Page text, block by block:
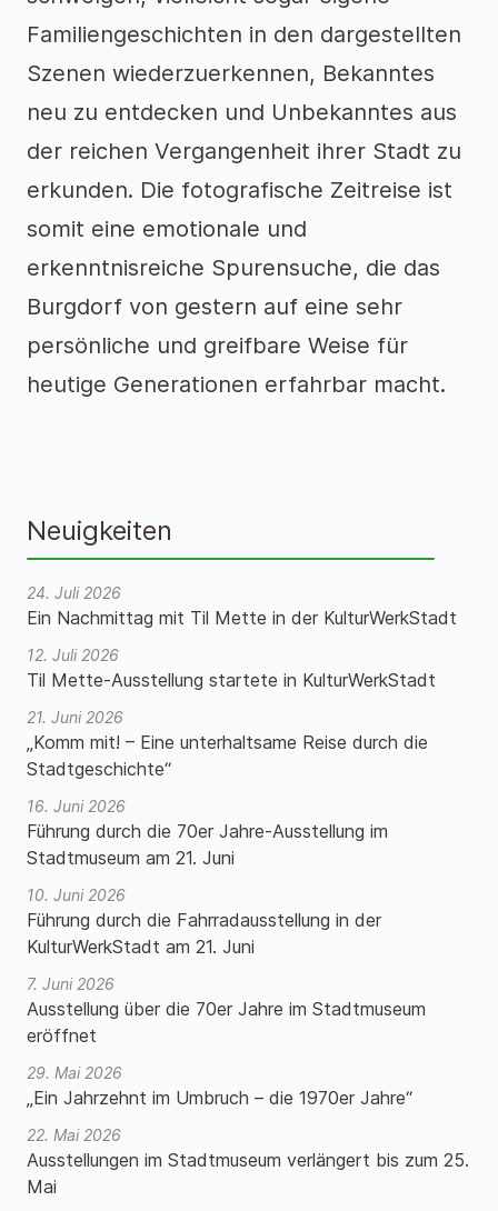
Familiengeschichten in den dargestellten
Szenen wiederzuerkennen, Bekanntes
neu zu entdecken und Unbekanntes aus
der reichen Vergangenheit ihrer Stadt zu
erkunden. Die fotografische Zeitreise ist
somit eine emotionale und
erkenntnisreiche Spurensuche, die das
Burgdorf von gestern auf eine sehr
persönliche und greifbare Weise für
heutige Generationen erfahrbar macht.
Neuigkeiten
24. Juli 2026
Ein Nachmittag mit Til Mette in der KulturWerkStadt
12. Juli 2026
Til Mette-Ausstellung startete in KulturWerkStadt
21. Juni 2026
„Komm mit! – Eine unterhaltsame Reise durch die
Stadtgeschichte“
16. Juni 2026
Führung durch die 70er Jahre-Ausstellung im
Stadtmuseum am 21. Juni
10. Juni 2026
Führung durch die Fahrradausstellung in der
KulturWerkStadt am 21. Juni
7. Juni 2026
Ausstellung über die 70er Jahre im Stadtmuseum
eröffnet
29. Mai 2026
„Ein Jahrzehnt im Umbruch – die 1970er Jahre“
22. Mai 2026
Ausstellungen im Stadtmuseum verlängert bis zum 25.
Mai